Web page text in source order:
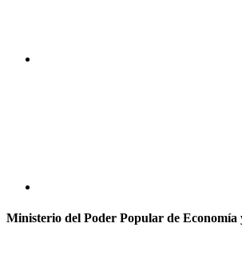
Ministerio del Poder Popular de Economía